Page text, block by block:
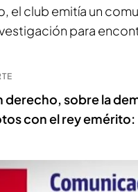
el club emitía un
para
derecho, sobre la
con el rey